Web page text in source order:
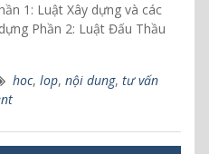
1: Luật Xây dựng và các
Phần 2: Luật Đấu Thầu
hoc, lop, nội dung, tư vấn